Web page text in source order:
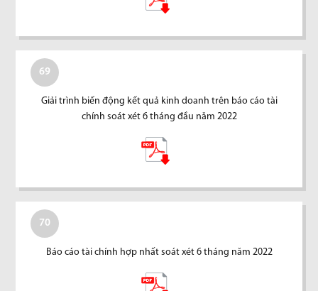
69
Giải trình biến động kết quả kinh doanh trên báo cáo tài
chính soát xét 6 tháng đầu năm 2022
70
Báo cáo tài chính hợp nhất soát xét 6 tháng năm 2022